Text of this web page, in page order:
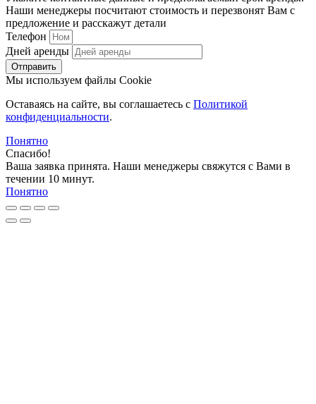
Наши менеджеры посчитают стоимость и перезвонят Вам с
предложение и расскажут детали
Телефон
Дней аренды
Отправить
Мы используем файлы Cookie
Оставаясь на сайте, вы соглашаетесь c Политикой
конфиденциальности.
Понятно
Спасибо!
Ваша заявка принята. Наши менеджеры свяжутся с Вами в
течении 10 минут.
Понятно